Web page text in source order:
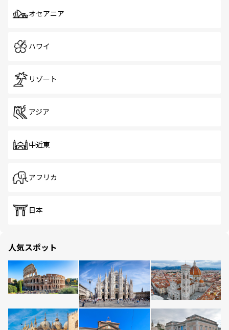
オセアニア
ハワイ
リゾート
アジア
中近東
アフリカ
日本
人気スポット